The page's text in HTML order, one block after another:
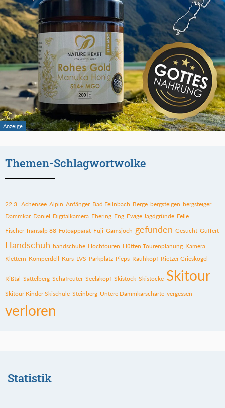
Themen-Schlagwortwolke
22.3. Achensee Alpin Anfänger Bad Feilnbach Berge bergsteigen bergsteiger
Dammkar Daniel Digitalkamera Ehering Eng Ewige Jagdgründe Felle
Fischer Transalp 88 Fotoapparat Fuji Gamsjoch gefunden Gesucht Guffert
Handschuh handschuhe Hochtouren Hütten Tourenplanung Kamera
Klettern Komperdell Kurs LVS Parkplatz Pieps Rauhkopf Rietzer Grieskogel
Rißtal Sattelberg Schafreuter Seelakopf Skistock Skistöcke Skitour
Skitour Kinder Skischule Steinberg Untere Dammkarscharte vergessen
verloren
Statistik